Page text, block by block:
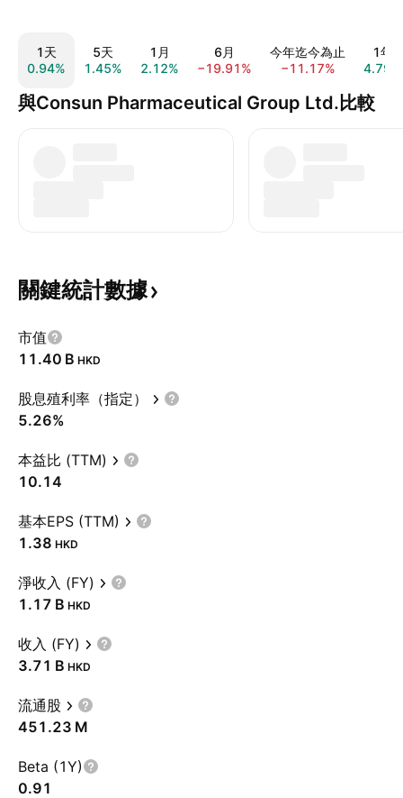
1天
0.94%
5天
1.45%
1月
2.12%
6月
−19.91%
今年迄今為止
−11.17%
1年
4.79%
與Consun Pharmaceutical Group Ltd.比較
關鍵統計數據
市值
‪11.40 B‬ HKD
股息殖利率（指定）
5.26%
本益比 (TTM)
10.14
基本EPS (TTM)
1.38 HKD
淨收入 (FY)
‪1.17 B‬ HKD
收入 (FY)
‪3.71 B‬ HKD
流通股
‪451.23 M‬
Beta (1Y)
0.91